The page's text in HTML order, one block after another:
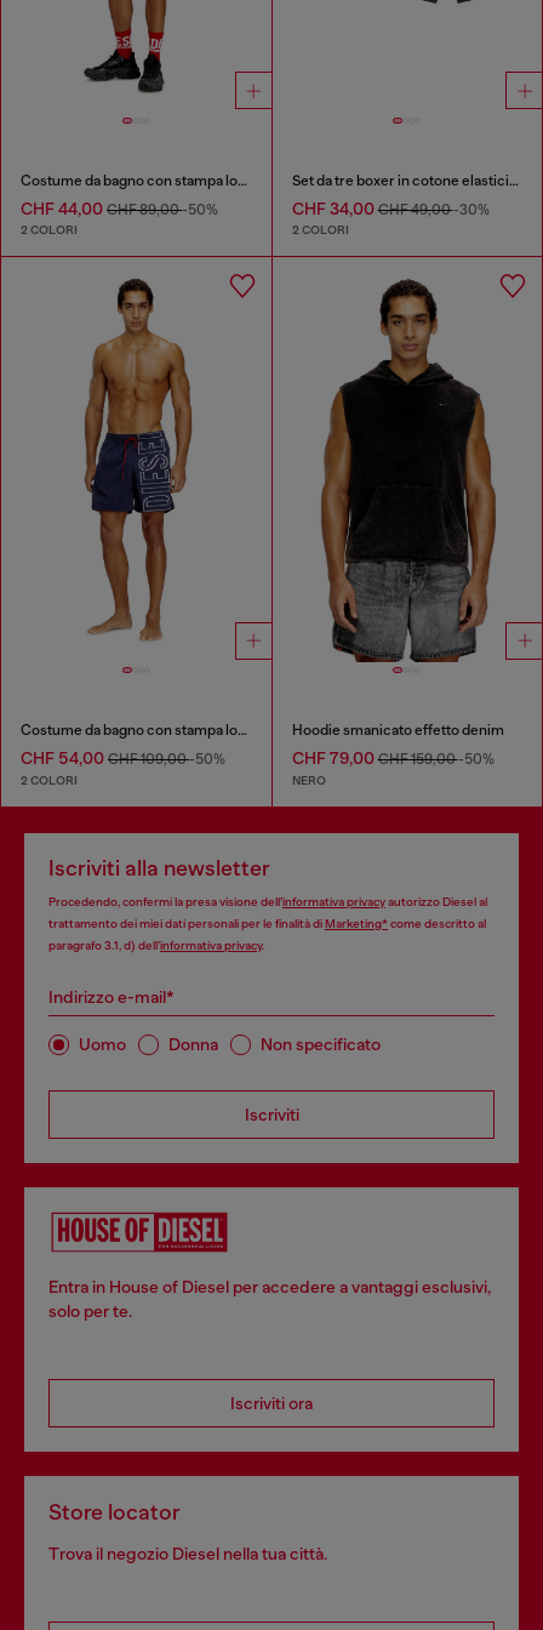
Costume da bagno con stampa logo all-over
CHF 44,00 CHF 89,00-50%
2 COLORI
Set da tre boxer in cotone elasticizzato
CHF 34,00CHF 49,00-30%
2 COLORI
Costume da bagno con stampa logo oversize
CHF 54,00 CHF 109,00-50%
2 COLORI
Hoodie smanicato effetto denim
CHF 79,00CHF 159,00-50%
NERO
Iscriviti alla newsletter
Procedendo, confermi la presa visione dell’informativa privacyautorizzo Diesel al
trattamento dei miei dati personali per le finalità diMarketing*come descritto al
paragrafo 3.1, d) dell’informativa privacy.
Indirizzo e-mail*
Uomo Donna Non specificato
Iscriviti
Entra in House of Diesel per accedere a vantaggi esclusivi,
solo per te.
Iscriviti ora
Store locator
Trova il negozio Diesel nella tua città.